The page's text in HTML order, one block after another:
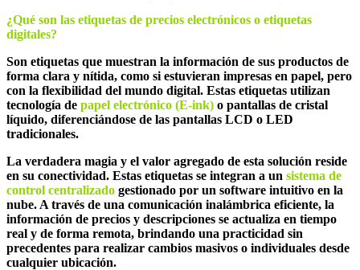
¿Qué son las etiquetas de precios electrónicos o etiquetas
digitales?
Son etiquetas que muestran la información de sus productos de
forma clara y nítida, como si estuvieran impresas en papel, pero
con la flexibilidad del mundo digital. Estas etiquetas utilizan
tecnología de papel electrónico (E-ink) o pantallas de cristal
líquido, diferenciándose de las pantallas LCD o LED
tradicionales.
La verdadera magia y el valor agregado de esta solución reside
en su conectividad. Estas etiquetas se integran a un sistema de
control centralizado gestionado por un software intuitivo en la
nube. A través de una comunicación inalámbrica eficiente, la
información de precios y descripciones se actualiza en tiempo
real y de forma remota, brindando una practicidad sin
precedentes para realizar cambios masivos o individuales desde
cualquier ubicación.